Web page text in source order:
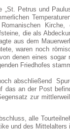
Petrus und
die als
aus dem
waren noch
denen eines
Friedhofes
abschließend
an der Post
zur
alle
und des